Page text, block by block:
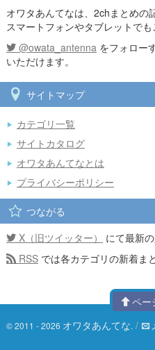
オワタあんてなは、2chまとめの
スマートフォンやタブレットでも
@owata_antenna をフォロー
いただけます。
サイトマップ
カテゴリ一覧
サイトカタログ
オワタあんてなとは
プライバシーポリシー
つながる
X（旧ツイッター）
にて最新
RSS では各カテゴリの新着ま
ペー
© 2011 - 2026 オワタあんてな. /